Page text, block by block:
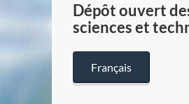
Dépôt ouvert
sciences et
Français